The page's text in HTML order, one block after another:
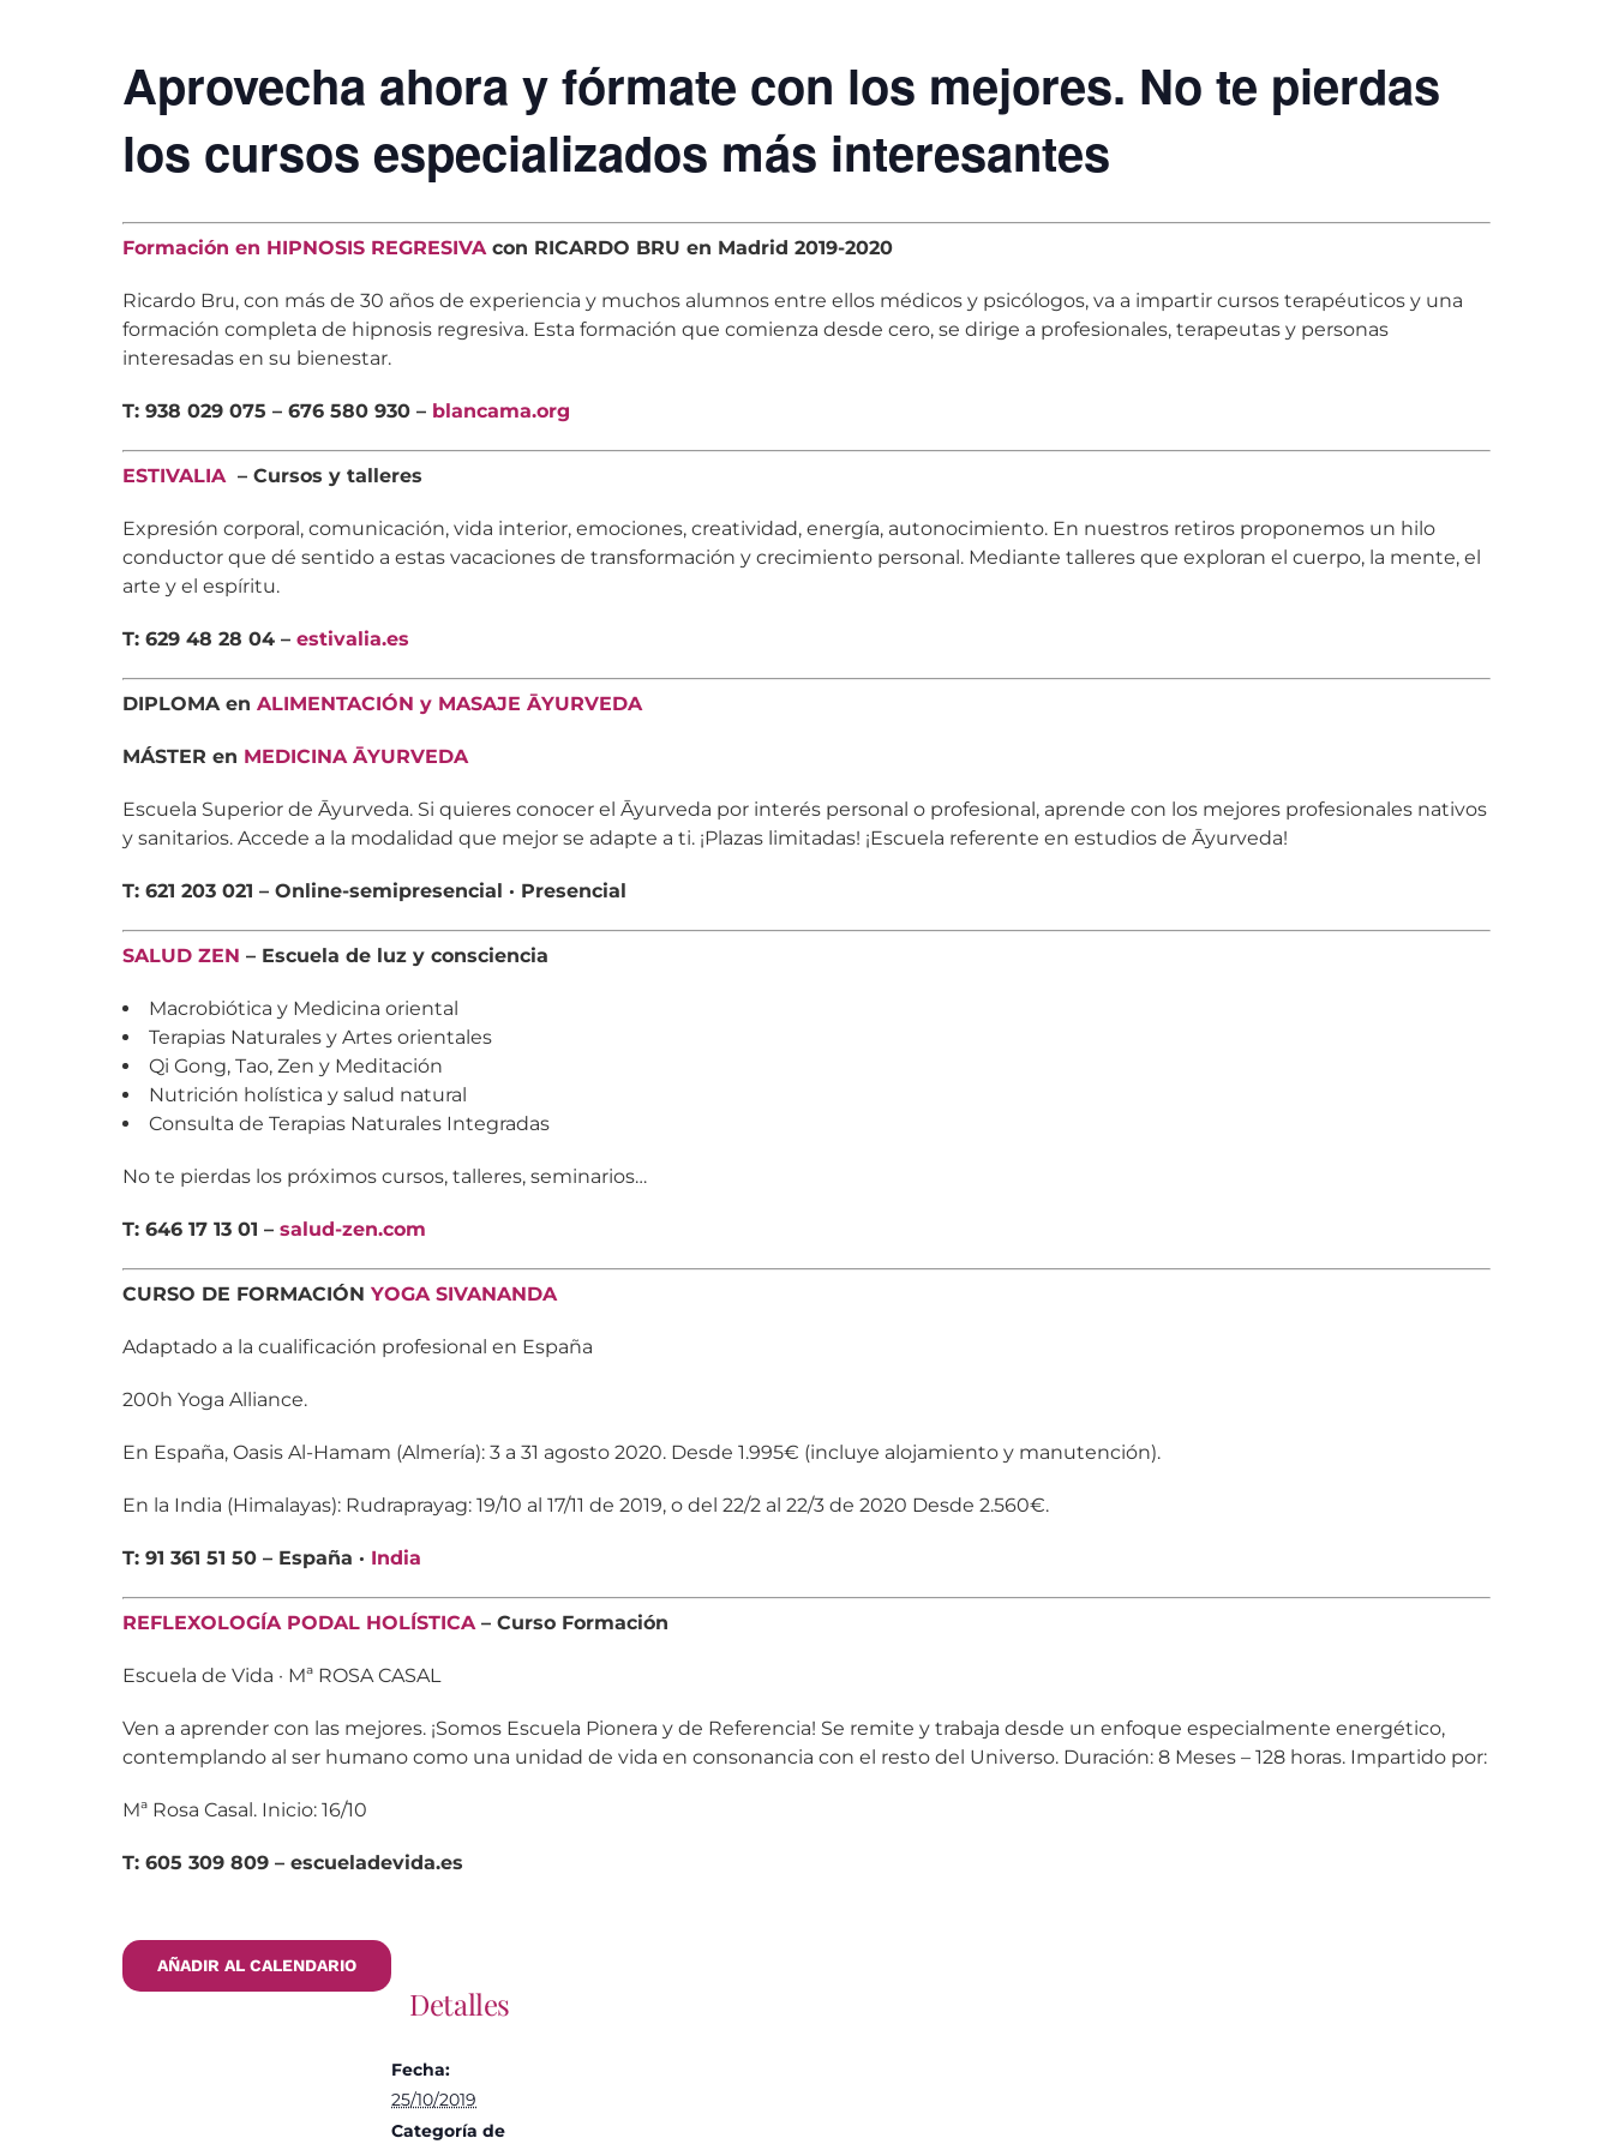
Aprovecha ahora y fórmate con los mejores. No te pierdas
los cursos especializados más interesantes
Formación en HIPNOSIS REGRESIVAcon RICARDO BRU en Madrid 2019-2020
Ricardo Bru, con más de 30 años de experiencia y muchos alumnos entre ellos médicos y psicólogos, va a impartir cursos terapéuticos y una
formación completa de hipnosis regresiva. Esta formación que comienza desde cero, se dirige a profesionales, terapeutas y personas
interesadas en su bienestar.
T: 938 029 075 – 676 580 930 – blancama.org
ESTIVALIA– Cursos y talleres
Expresión corporal, comunicación, vida interior, emociones, creatividad, energía, autonocimiento. En nuestros retiros proponemos un hilo
conductor que dé sentido a estas vacaciones de transformación y crecimiento personal. Mediante talleres que exploran el cuerpo, la mente, el
arte y el espíritu.
T: 629 48 28 04 – estivalia.es
DIPLOMA en ALIMENTACIÓN y MASAJE ĀYURVEDA
MÁSTER en MEDICINA ĀYURVEDA
Escuela Superior de Āyurveda. Si quieres conocer el Āyurveda por interés personal o profesional, aprende con los mejores profesionales nativos
y sanitarios. Accede a la modalidad que mejor se adapte a ti. ¡Plazas limitadas! ¡Escuela referente en estudios de Āyurveda!
T: 621 203 021 – Online-semipresencial · Presencial
SALUD ZEN – Escuela de luz y consciencia
Macrobiótica y Medicina oriental
Terapias Naturales y Artes orientales
Qi Gong, Tao, Zen y Meditación
Nutrición holística y salud natural
Consulta de Terapias Naturales Integradas
No te pierdas los próximos cursos, talleres, seminarios…
T: 646 17 13 01 – salud-zen.com
CURSO DE FORMACIÓN YOGA SIVANANDA
Adaptado a la cualificación profesional en España
200h Yoga Alliance.
En España, Oasis Al-Hamam (Almería): 3 a 31 agosto 2020. Desde 1.995€ (incluye alojamiento y manutención).
En la India (Himalayas): Rudraprayag: 19/10 al 17/11 de 2019, o del 22/2 al 22/3 de 2020 Desde 2.560€.
T: 91 361 51 50 – España · India
REFLEXOLOGÍA PODAL HOLÍSTICA– Curso Formación
Escuela de Vida · Mª ROSA CASAL
Ven a aprender con las mejores. ¡Somos Escuela Pionera y de Referencia! Se remite y trabaja desde un enfoque especialmente energético,
contemplando al ser humano como una unidad de vida en consonancia con el resto del Universo. Duración: 8 Meses – 128 horas. Impartido por:
Mª Rosa Casal. Inicio: 16/10
T: 605 309 809 – escueladevida.es
AÑADIR AL CALENDARIO
Detalles
Fecha:
25/10/2019
Categoría de